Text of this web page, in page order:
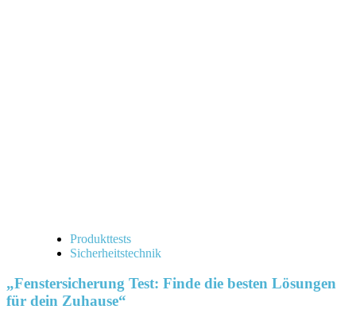
Produkttests
Sicherheitstechnik
„Fenstersicherung Test: Finde die besten Lösungen
für dein Zuhause“